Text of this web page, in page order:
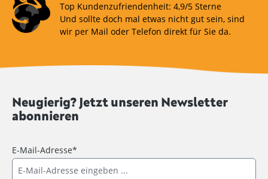
Top Kundenzufriendenheit: 4,9/5 Sterne
Und sollte doch mal etwas nicht gut sein, sind
wir per Mail oder Telefon direkt für Sie da.
Neugierig? Jetzt unseren Newsletter
abonnieren
E-Mail-Adresse*